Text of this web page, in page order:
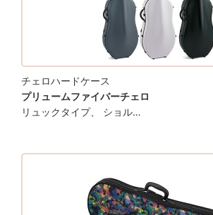
チェロハードケース
プリュームファイバーチェロ
リュックタイプ、 ショル…